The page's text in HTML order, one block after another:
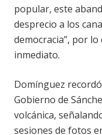
popular, este
desprecio a los
democracia”, por
inmediato.
Domínguez
Gobierno de
volcánica,
sesiones de fotos